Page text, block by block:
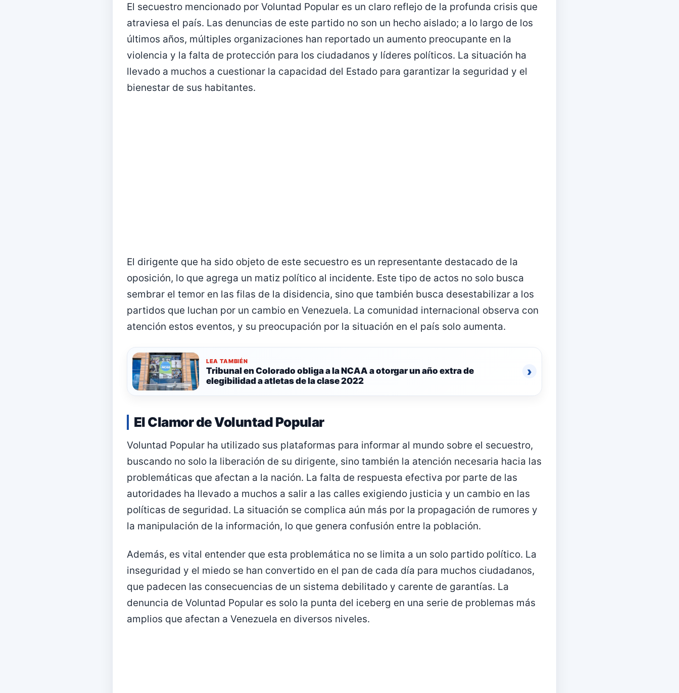
El secuestro mencionado por Voluntad Popular es un claro reflejo de la profunda crisis que
atraviesa el país. Las denuncias de este partido no son un hecho aislado; a lo largo de los
últimos años, múltiples organizaciones han reportado un aumento preocupante en la
violencia y la falta de protección para los ciudadanos y líderes políticos. La situación ha
llevado a muchos a cuestionar la capacidad del Estado para garantizar la seguridad y el
bienestar de sus habitantes.
El dirigente que ha sido objeto de este secuestro es un representante destacado de la
oposición, lo que agrega un matiz político al incidente. Este tipo de actos no solo busca
sembrar el temor en las filas de la disidencia, sino que también busca desestabilizar a los
partidos que luchan por un cambio en Venezuela. La comunidad internacional observa con
atención estos eventos, y su preocupación por la situación en el país solo aumenta.
LEA TAMBIÉN
Tribunal en Colorado obliga a la NCAA a otorgar un año extra de
elegibilidad a atletas de la clase 2022
›
El Clamor de Voluntad Popular
Voluntad Popular ha utilizado sus plataformas para informar al mundo sobre el secuestro,
buscando no solo la liberación de su dirigente, sino también la atención necesaria hacia las
problemáticas que afectan a la nación. La falta de respuesta efectiva por parte de las
autoridades ha llevado a muchos a salir a las calles exigiendo justicia y un cambio en las
políticas de seguridad. La situación se complica aún más por la propagación de rumores y
la manipulación de la información, lo que genera confusión entre la población.
Además, es vital entender que esta problemática no se limita a un solo partido político. La
inseguridad y el miedo se han convertido en el pan de cada día para muchos ciudadanos,
que padecen las consecuencias de un sistema debilitado y carente de garantías. La
denuncia de Voluntad Popular es solo la punta del iceberg en una serie de problemas más
amplios que afectan a Venezuela en diversos niveles.